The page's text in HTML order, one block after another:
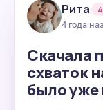
Рита
4 года
Скачала
схваток
было уже